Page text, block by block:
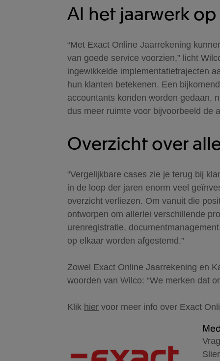
Al het jaarwerk
“Met Exact Online Jaarrekening
van goede service voorzien,” licht
ingewikkelde implementatietrajecten
hun klanten betekenen. Een
accountants konden worden gedaan,
dus meer ruimte voor bijvoorbeeld de
Overzicht over
“Vergelijkbare cases zie je terug bij
in de loop der jaren enorm veel
overzicht verliezen. Om vanuit die
ontworpen om allerlei verschillende
urenregistratie,
op elkaar worden afgestemd.”
Zowel Exact Online Jaarrekening en
woorden van Wilco: “We merken dat
Klik hier voor meer info over Exact